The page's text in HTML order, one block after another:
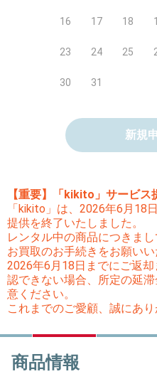
16 17 18
23 24 25
30 31
新規
【重要】「kikito」サービス
「kikito」は、2026年6月18
提供を終了いたしました。
レンタル中の商品につきま
お買取のお手続きをお願いい
2026年6月18日までにご返
認できない場合、所定の延
意ください。
これまでのご愛顧、誠にあり
商品情報